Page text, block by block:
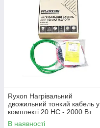
Ryxon Нагрівальний
двожильний тонкий кабель у
комплекті 20 HC - 2000 Вт
(100 м)
В наявності